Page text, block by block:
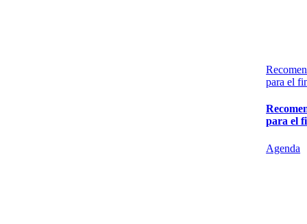
para el
para el
Agenda